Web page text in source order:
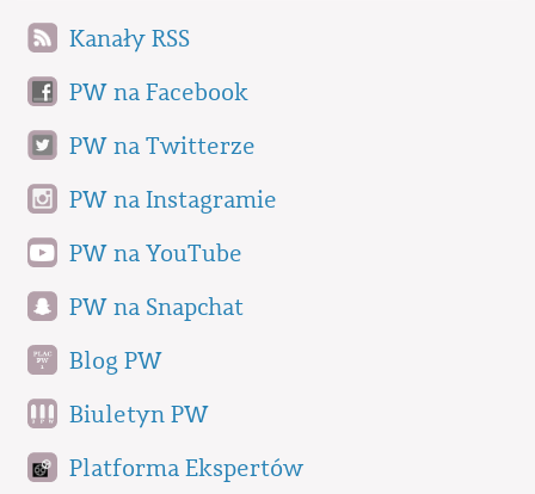
Kanały RSS
PW na Facebook
PW na Twitterze
PW na Instagramie
PW na YouTube
PW na Snapchat
Blog PW
Biuletyn PW
Platforma Ekspertów